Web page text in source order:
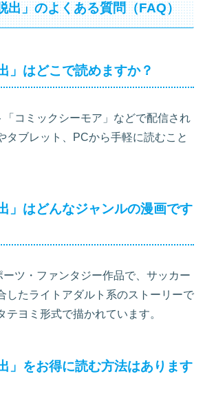
出」のよくある質問（FAQ）
」はどこで読めますか？
コミックシーモア」などで配信され
タブレット、PCから手軽に読むこと
」はどんなジャンルの漫画です
ツ・ファンタジー作品で、サッカー
したライトアダルト系のストーリーで
テヨミ形式で描かれています。
」をお得に読む方法はあります